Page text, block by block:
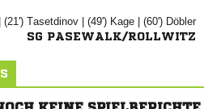
| (21')  | (49')  | (60') 
SG PASEWALK/ROLLWITZ